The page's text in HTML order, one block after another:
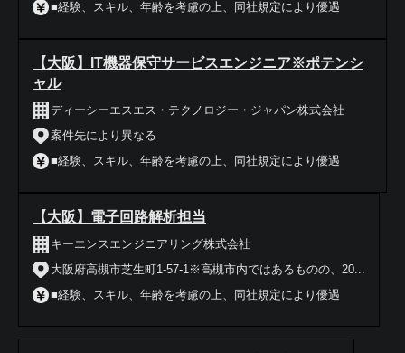
■経験、スキル、年齢を考慮の上、同社規定により優遇
【大阪】IT機器保守サービスエンジニア※ポテンシ
ャル
ディーシーエスエス・テクノロジー・ジャパン株式会社
案件先により異なる
■経験、スキル、年齢を考慮の上、同社規定により優遇
【大阪】電子回路解析担当
キーエンスエンジニアリング株式会社
大阪府高槻市芝生町1-57-1※高槻市内ではあるものの、20...
■経験、スキル、年齢を考慮の上、同社規定により優遇